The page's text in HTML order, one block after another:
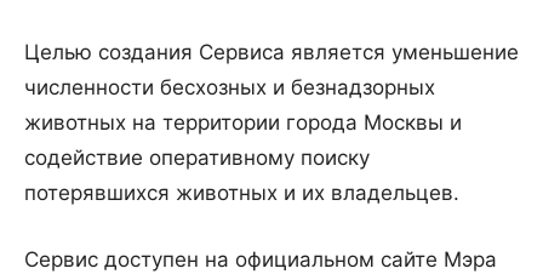
Целью создания Сервиса является уменьшение
численности бесхозных и безнадзорных
животных на территории города Москвы и
содействие оперативному поиску
потерявшихся животных и их владельцев.
Сервис доступен на официальном сайте Мэра